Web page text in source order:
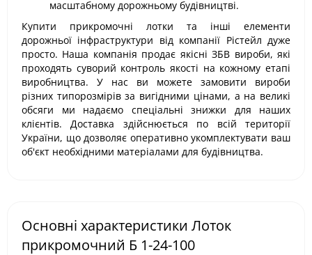
масштабному дорожньому будівництві.
Купити прикромочні лотки та інші елементи
дорожньої інфраструктури від компанії Рістейл дуже
просто. Наша компанія продає якісні ЗБВ вироби, які
проходять суворий контроль якості на кожному етапі
виробництва. У нас ви можете замовити вироби
різних типорозмірів за вигідними цінами, а на великі
обсяги ми надаємо спеціальні знижки для наших
клієнтів. Доставка здійснюється по всій території
України, що дозволяє оперативно укомплектувати ваш
об'єкт необхідними матеріалами для будівництва.
Основні характеристики Лоток
прикромочний Б 1-24-100